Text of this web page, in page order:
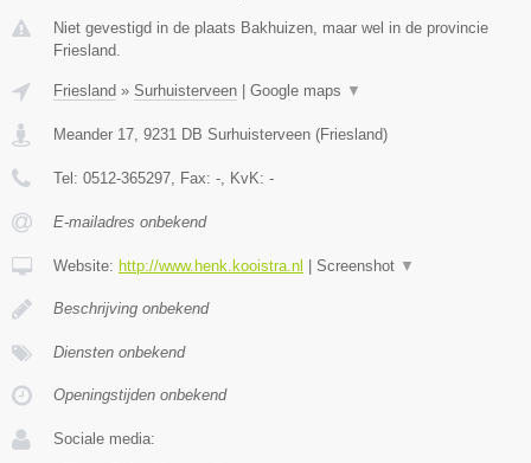
Niet gevestigd in de plaats Bakhuizen, maar wel in de provincie
Friesland.
Friesland » Surhuisterveen | Google maps ▼
Meander 17 9231 DB Surhuisterveen (Friesland)
Tel: 0512-365297 , Fax: - , KvK: -
E-mailadres onbekend
Website: http://www.henk.kooistra.nl | Screenshot ▼
Beschrijving onbekend
Diensten onbekend
Openingstijden onbekend
Sociale media: